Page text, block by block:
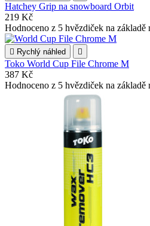
Hatchey Grip na snowboard Orbit
219 Kč
Hodnoceno z 5 hvězdiček na základě
 Rychlý náhled 
Toko World Cup File Chrome M
387 Kč
Hodnoceno z 5 hvězdiček na základě